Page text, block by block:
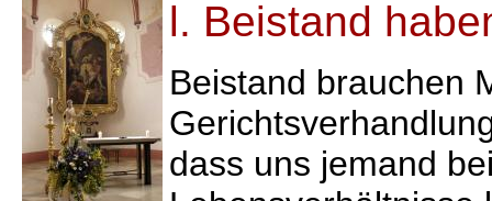
l. Beistand
Beistand brauchen
dass uns jemand